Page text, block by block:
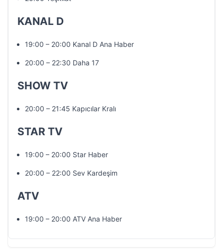
KANAL D
19:00 – 20:00 Kanal D Ana Haber
20:00 – 22:30 Daha 17
SHOW TV
20:00 – 21:45 Kapıcılar Kralı
STAR TV
19:00 – 20:00 Star Haber
20:00 – 22:00 Sev Kardeşim
ATV
19:00 – 20:00 ATV Ana Haber